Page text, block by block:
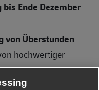
Ende Dezember
von Überstunden
hochwertiger